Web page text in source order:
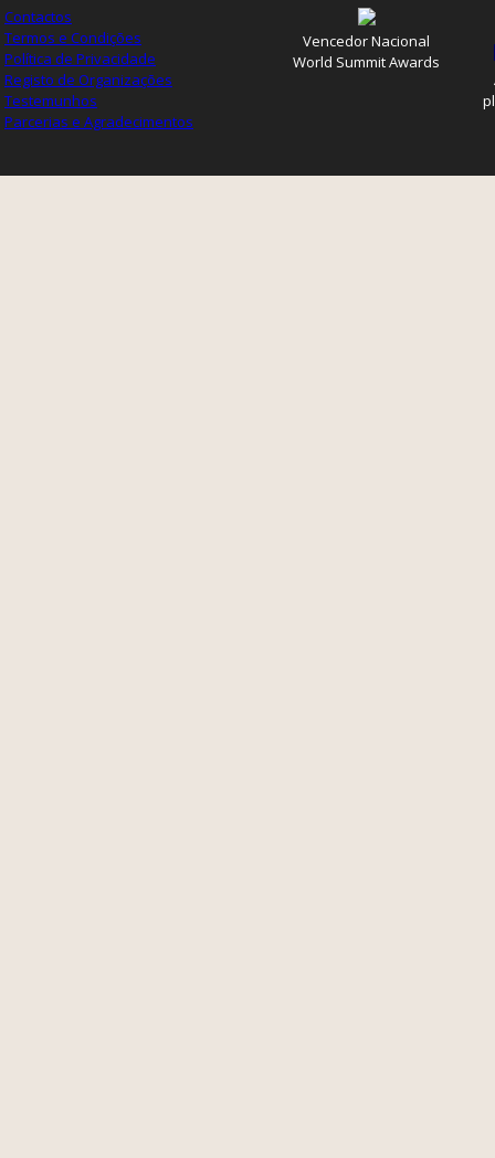
Contactos
Termos e Condições
Política de Privacidade
Registo de Organizações
Testemunhos
Parcerias e Agradecimentos
Vencedor Nacional
World Summit Awards